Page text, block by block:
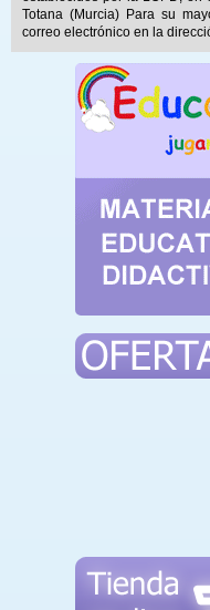
Totana (Murcia) Para su
correo electrónico en la